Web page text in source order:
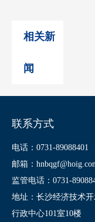
相关新
闻
联系方式
电话：0731-89088401
邮箱：
监管电话：0731-
地址：长沙经济技术
行政中心101室10楼